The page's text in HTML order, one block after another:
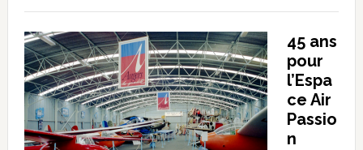
45 ans
pour
l’Espa
ce Air
Passio
n